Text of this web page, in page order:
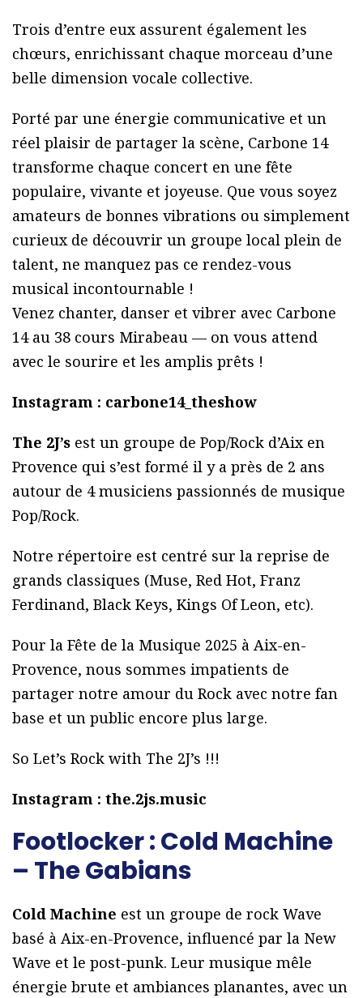
Trois d’entre eux assurent également les
chœurs, enrichissant chaque morceau d’une
belle dimension vocale collective.
Porté par une énergie communicative et un
réel plaisir de partager la scène, Carbone 14
transforme chaque concert en une fête
populaire, vivante et joyeuse. Que vous soyez
amateurs de bonnes vibrations ou simplement
curieux de découvrir un groupe local plein de
talent, ne manquez pas ce rendez-vous
musical incontournable !
Venez chanter, danser et vibrer avec Carbone
14 au 38 cours Mirabeau — on vous attend
avec le sourire et les amplis prêts !
Instagram : carbone14_theshow
The 2J’s est un groupe de Pop/Rock d’Aix en
Provence qui s’est formé il y a près de 2 ans
autour de 4 musiciens passionnés de musique
Pop/Rock.
Notre répertoire est centré sur la reprise de
grands classiques (Muse, Red Hot, Franz
Ferdinand, Black Keys, Kings Of Leon, etc).
Pour la Fête de la Musique 2025 à Aix-en-
Provence, nous sommes impatients de
partager notre amour du Rock avec notre fan
base et un public encore plus large.
So Let’s Rock with The 2J’s !!!
Instagram : the.2js.music
Footlocker : Cold Machine
– The Gabians
Cold Machine est un groupe de rock Wave
basé à Aix-en-Provence, influencé par la New
Wave et le post-punk. Leur musique mêle
énergie brute et ambiances planantes, avec un